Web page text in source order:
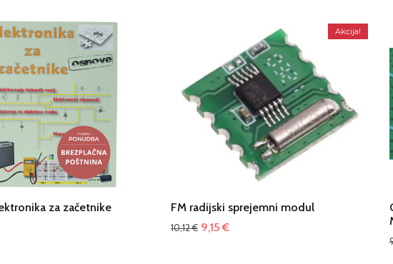
za začetnike
Akcija!
FM radijski sprejemni modul
10,12€ Izvirna
9,15€Trenutna